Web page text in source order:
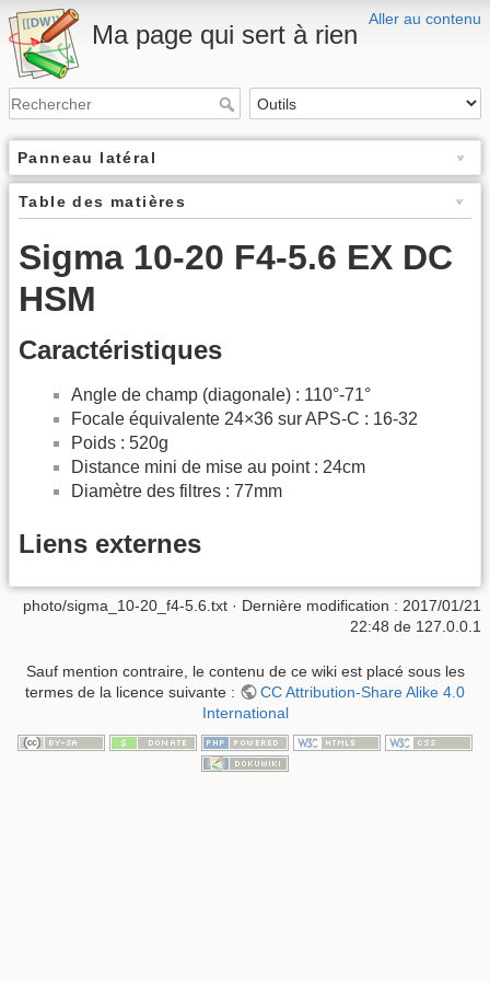
Aller au contenu
Ma page qui sert à rien
Panneau latéral
Table des matières
Sigma 10-20 F4-5.6 EX DC
HSM
Caractéristiques
Angle de champ (diagonale) : 110°-71°
Focale équivalente 24×36 sur APS-C : 16-32
Poids : 520g
Distance mini de mise au point : 24cm
Diamètre des filtres : 77mm
Liens externes
photo/sigma_10-20_f4-5.6.txt · Dernière modification : 2017/01/21
22:48 de 127.0.0.1
Sauf mention contraire, le contenu de ce wiki est placé sous les
termes de la licence suivante :
CC Attribution-Share Alike 4.0
International